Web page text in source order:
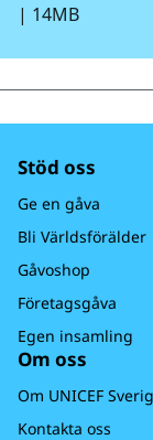
| 14MB
Stöd oss
Ge en gåva
Bli Världsförälder
Gåvoshop
Företagsgåva
Egen insamling
Om oss
Om UNICEF
Kontakta oss